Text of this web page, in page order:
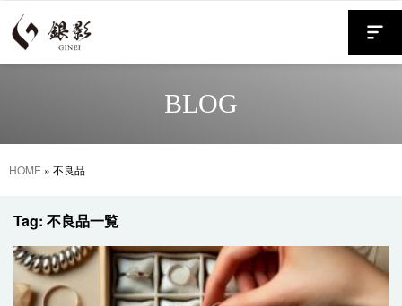
BLOG
HOME » 不良品
Tag: 不良品一覧